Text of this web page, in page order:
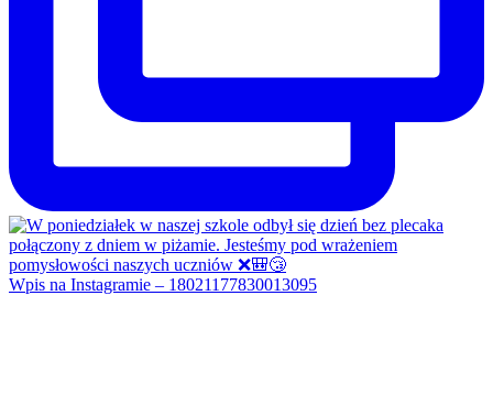
Wpis na Instagramie – 18021177830013095